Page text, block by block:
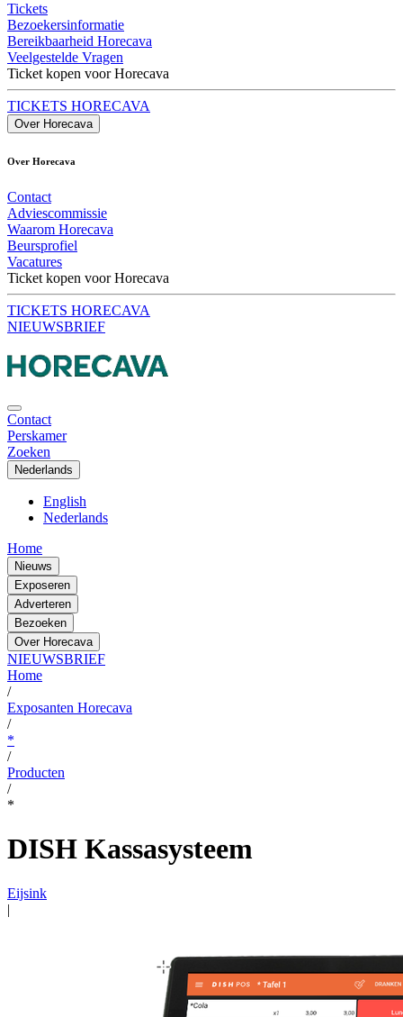
Tickets
Bezoekersinformatie
Bereikbaarheid Horecava
Veelgestelde Vragen
Ticket kopen voor Horecava
TICKETS HORECAVA
Over Horecava
Over Horecava
Contact
Adviescommissie
Waarom Horecava
Beursprofiel
Vacatures
Ticket kopen voor Horecava
TICKETS HORECAVA
NIEUWSBRIEF
Contact
Perskamer
Zoeken
Nederlands
English
Nederlands
Home
Nieuws
Exposeren
Adverteren
Bezoeken
Over Horecava
NIEUWSBRIEF
Home
/
Exposanten Horecava
/
*
/
Producten
/
*
DISH Kassasysteem
Eijsink
|